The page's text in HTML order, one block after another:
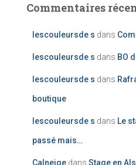
Commentaires
lescouleursde s dans
lescouleursde s dans BO
lescouleursde s dans
boutique
lescouleursde s dans Le
passé mais…
Calneige dans Stage en